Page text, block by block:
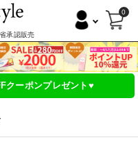
承認販売
0
クーポンプレゼント♥